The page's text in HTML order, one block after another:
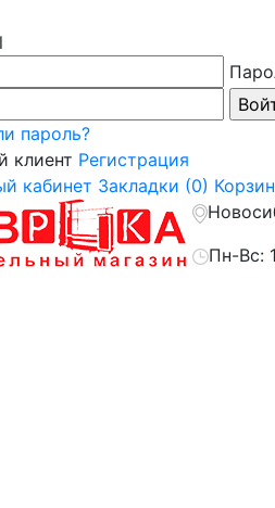
пароль?
клиент Регистрация
кабинет Закладки (0)
Пн-Вс: